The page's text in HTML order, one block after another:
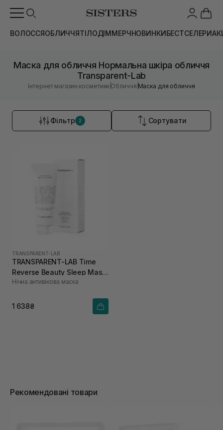
ВОЛОССЯОБЛИЧЧЯТІЛОДІММЕРЧНОВИНКИБЕСТСЕЛЕРИ
Маска для обличчя Нормальна шкіра обличчя
Transparent-Lab
Інтернет магазин косметики |Обличчя |Маска для обличчя
Фільтр 2 Сортувати
TRANSPARENT-LAB
TRANSPARENT-LAB Time
Reverse Beauty Sleep Mask
75 мл
Нічна антивікова маска
1 638₴
Рекомендовані товари